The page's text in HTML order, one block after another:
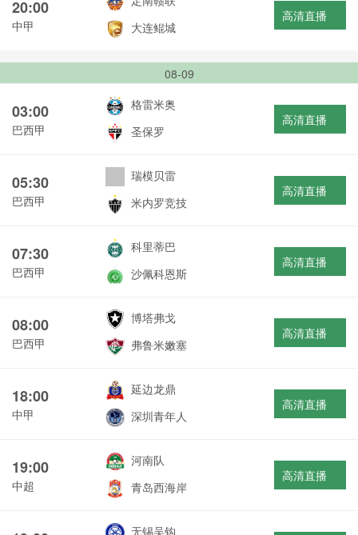
20:00
中甲
大连鲲城
高清直播
08-09
03:00
巴西甲
格雷米奥
圣保罗
高清直播
05:30
巴西甲
瑞模贝雷
米内罗竞技
高清直播
07:30
巴西甲
科里蒂巴
沙佩科恩斯
高清直播
08:00
巴西甲
博塔弗戈
弗鲁米嫩塞
高清直播
18:00
中甲
延边龙鼎
深圳青年人
高清直播
19:00
中超
河南队
青岛西海岸
高清直播
无锡吴钩